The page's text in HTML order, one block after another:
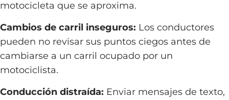
motocicleta que se aproxima.
Cambios de carril inseguros: Los conductores
pueden no revisar sus puntos ciegos antes de
cambiarse a un carril ocupado por un
motociclista.
Conducción distraída: Enviar mensajes de texto,